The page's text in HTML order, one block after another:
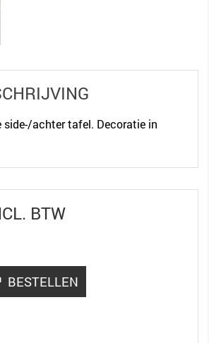
side-/achter tafel. Decoratie in
BTW
BESTELLEN